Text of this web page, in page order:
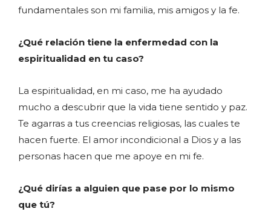
fundamentales son mi familia, mis amigos y la fe.
¿Qué relación tiene la enfermedad con la
espiritualidad en tu caso?
La espiritualidad, en mi caso, me ha ayudado
mucho a descubrir que la vida tiene sentido y paz.
Te agarras a tus creencias religiosas, las cuales te
hacen fuerte. El amor incondicional a Dios y a las
personas hacen que me apoye en mi fe.
¿Qué dirías a alguien que pase por lo mismo
que tú?